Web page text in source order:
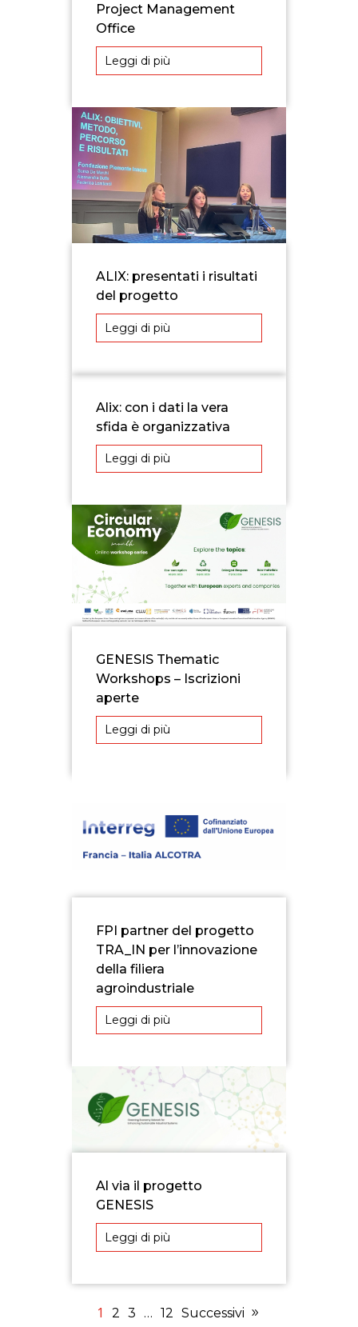
Project Management
Office
Leggi di più
ALIX: presentati i risultati
del progetto
Leggi di più
Alix: con i dati la vera
sfida è organizzativa
Leggi di più
GENESIS Thematic
Workshops – Iscrizioni
aperte
Leggi di più
FPI partner del progetto
TRA_IN per l’innovazione
della filiera
agroindustriale
Leggi di più
Al via il progetto
GENESIS
Leggi di più
1 2 3 … 12 Successivi